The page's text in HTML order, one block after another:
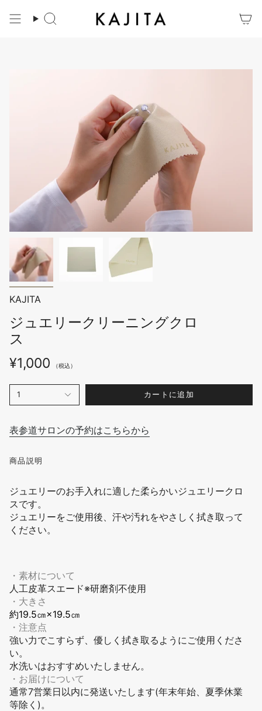
KAJITA
ジュエリークリーニングクロ
ス
¥1,000 （税込）
1 カートに追加
表参道サロンの予約はこちらから
商品説明
ジュエリーのお手入れに適した柔らかいジュエリークロ
スです。
ジュエリーをご使用後、汗や汚れをやさしく拭き取って
ください。
・素材について
人工皮革スエード※研磨剤不使用
・大きさ
約19.5㎝×19.5㎝
・注意点
強い力でこすらず、優しく拭き取るようにご使用くださ
い。
水洗いはおすすめいたしません。
・お届けについて
通常7営業日以内に発送いたします(年末年始、夏季休業
等除く)。